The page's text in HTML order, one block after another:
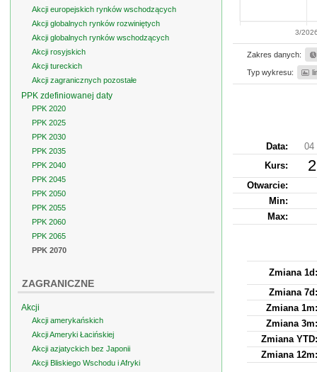
3/
Zakres danych:
Typ wykresu:
Data:
04
Kurs:
Otwarcie:
Min:
Max:
Zmiana 1d:
Zmiana 7d:
Zmiana 1m:
Zmiana 3m:
Zmiana YTD:
Zmiana 12m:
Akcji europejskich rynków wschodzących
Akcji globalnych rynków rozwiniętych
Akcji globalnych rynków wschodzących
Akcji rosyjskich
Akcji tureckich
Akcji zagranicznych pozostałe
PPK zdefiniowanej daty
PPK 2020
PPK 2025
PPK 2030
PPK 2035
PPK 2040
PPK 2045
PPK 2050
PPK 2055
PPK 2060
PPK 2065
PPK 2070
ZAGRANICZNE
Akcji
Akcji amerykańskich
Akcji Ameryki Łacińskiej
Akcji azjatyckich bez Japonii
Akcji Bliskiego Wschodu i Afryki